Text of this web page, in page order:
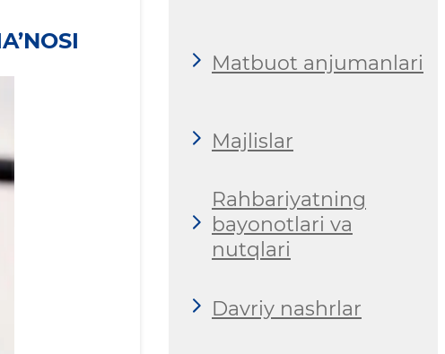
Matbuot anjumanlari
Majlislar
Rahbariyatning
bayonotlari va
nutqlari
Davriy nashrlar